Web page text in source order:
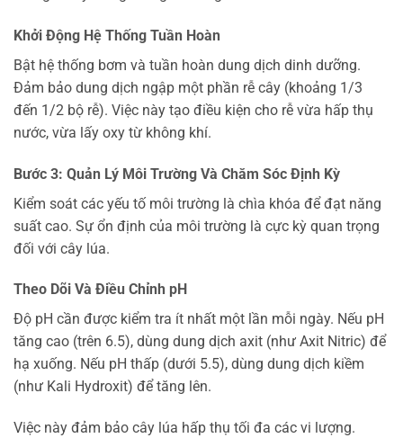
Khởi Động Hệ Thống Tuần Hoàn
Bật hệ thống bơm và tuần hoàn dung dịch dinh dưỡng.
Đảm bảo dung dịch ngập một phần rễ cây (khoảng 1/3
đến 1/2 bộ rễ). Việc này tạo điều kiện cho rễ vừa hấp thụ
nước, vừa lấy oxy từ không khí.
Bước 3: Quản Lý Môi Trường Và Chăm Sóc Định Kỳ
Kiểm soát các yếu tố môi trường là chìa khóa để đạt năng
suất cao. Sự ổn định của môi trường là cực kỳ quan trọng
đối với cây lúa.
Theo Dõi Và Điều Chỉnh pH
Độ pH cần được kiểm tra ít nhất một lần mỗi ngày. Nếu pH
tăng cao (trên 6.5), dùng dung dịch axit (như Axit Nitric) để
hạ xuống. Nếu pH thấp (dưới 5.5), dùng dung dịch kiềm
(như Kali Hydroxit) để tăng lên.
Việc này đảm bảo cây lúa hấp thụ tối đa các vi lượng.